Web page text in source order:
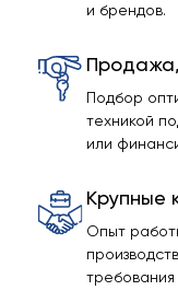
и брендов.
Подбор
техникой
или
Крупные
Опыт